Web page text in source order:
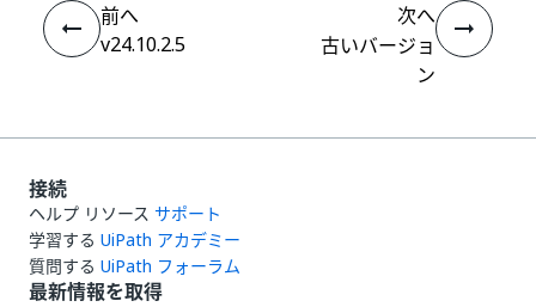
前へ
v24.10.2.5
次へ
古いバージョ
ン
接続
ヘルプ リソース サポート
学習する UiPath アカデミー
質問する UiPath フォーラム
最新情報を取得